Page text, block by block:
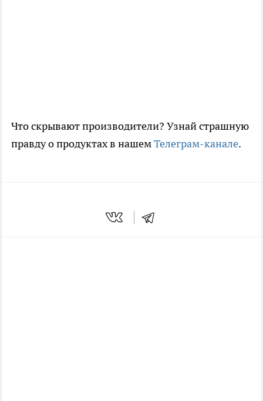
Что скрывают производители? Узнай страшную
правду о продуктах в нашемТелеграм-канале.